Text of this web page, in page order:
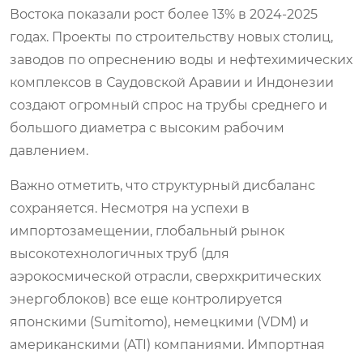
Востока показали рост более 13% в 2024-2025
годах. Проекты по строительству новых столиц,
заводов по опреснению воды и нефтехимических
комплексов в Саудовской Аравии и Индонезии
создают огромный спрос на трубы среднего и
большого диаметра с высоким рабочим
давлением.
Важно отметить, что структурный дисбаланс
сохраняется. Несмотря на успехи в
импортозамещении, глобальный рынок
высокотехнологичных труб (для
аэрокосмической отрасли, сверхкритических
энергоблоков) все еще контролируется
японскими (Sumitomo), немецкими (VDM) и
американскими (ATI) компаниями. Импортная